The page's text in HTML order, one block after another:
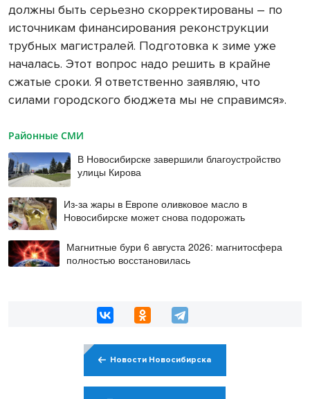
должны быть серьезно скорректированы – по
источникам финансирования реконструкции
трубных магистралей. Подготовка к зиме уже
началась. Этот вопрос надо решить в крайне
сжатые сроки. Я ответственно заявляю, что
силами городского бюджета мы не справимся».
Районные СМИ
В Новосибирске завершили благоустройство
улицы Кирова
Из-за жары в Европе оливковое масло в
Новосибирске может снова подорожать
Магнитные бури 6 августа 2026: магнитосфера
полностью восстановилась
Новости Новосибирска